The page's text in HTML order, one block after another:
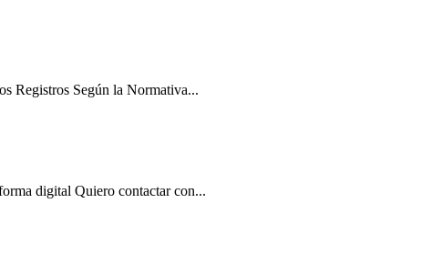
Registros Según la Normativa...
digital Quiero contactar con...